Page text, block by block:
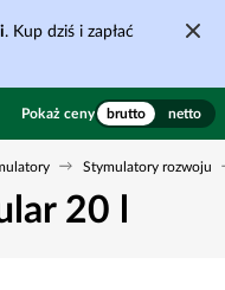
. Kup dziś i zapłać
Pokaż ceny brutto netto
Stymulatory rozwoju
20 l